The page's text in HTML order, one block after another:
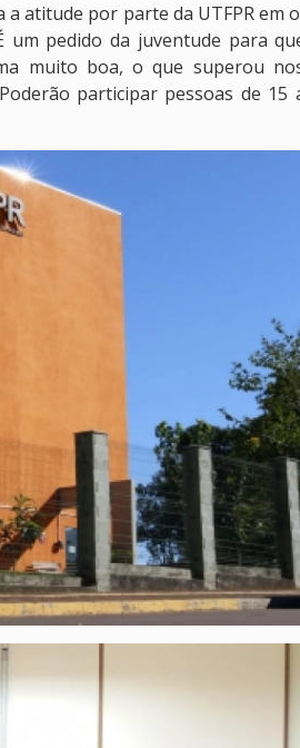
atitude por parte da UTFPR em
um pedido da juventude para
muito boa, o que superou
participar pessoas de 15